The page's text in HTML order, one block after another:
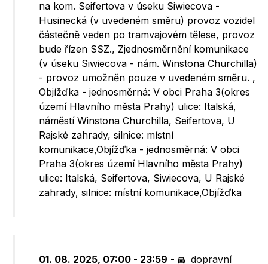
na kom. Seifertova v úseku Siwiecova -
Husinecká (v uvedeném směru) provoz vozidel
částečně veden po tramvajovém tělese, provoz
bude řízen SSZ., Zjednosměrnění komunikace
(v úseku Siwiecova - nám. Winstona Churchilla)
- provoz umožněn pouze v uvedeném směru. ,
Objížďka - jednosměrná: V obci Praha 3(okres
území Hlavního města Prahy) ulice: Italská,
náměstí Winstona Churchilla, Seifertova, U
Rajské zahrady, silnice: místní
komunikace,Objížďka - jednosměrná: V obci
Praha 3(okres území Hlavního města Prahy)
ulice: Italská, Seifertova, Siwiecova, U Rajské
zahrady, silnice: místní komunikace,Objížďka
01. 08. 2025, 07:00 - 23:59 -
dopravní